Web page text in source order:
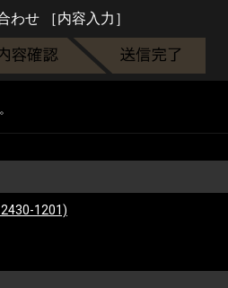
わせ ［内容入力］
1201)